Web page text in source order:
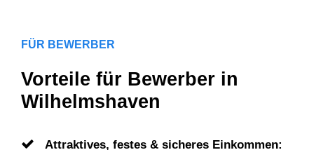
FÜR BEWERBER
Vorteile für Bewerber in
Wilhelmshaven
Attraktives, festes & sicheres Einkommen: